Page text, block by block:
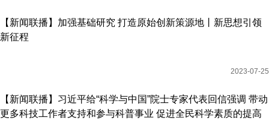
【新闻联播】加强基础研究 打造原始创新策源地丨新思想引领
新征程
2023-07-25
【新闻联播】习近平给“科学与中国”院士专家代表回信强调 带动
更多科技工作者支持和参与科普事业 促进全民科学素质的提高